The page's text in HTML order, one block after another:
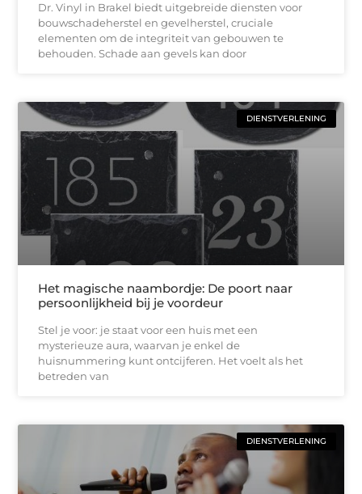
Dr. Vinyl in Brakel biedt uitgebreide diensten voor
bouwschadeherstel en gevelherstel, cruciale
elementen om de integriteit van gebouwen te
behouden. Schade aan gevels kan door
DIENSTVERLENING
Het magische naambordje: De poort naar
persoonlijkheid bij je voordeur
Stel je voor: je staat voor een huis met een
mysterieuze aura, waarvan je enkel de
huisnummering kunt ontcijferen. Het voelt als het
betreden van
DIENSTVERLENING